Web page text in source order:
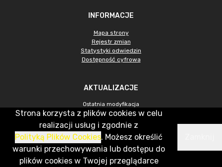
INFORMACJE
Mapa strony
Rejestr zmian
Statystyki odwiedzin
Dostępność cyfrowa
AKTUALIZACJE
Ostatnia modyfikacja
2026-08-07 06:50:09
Licznik odwiedzin ogółem
90 166
Licznik odwiedzin w m-cu 2026-
07
Strona korzysta z plików cookies w celu
realizacji usług i zgodnie z
Polityką Plików Cookies. Możesz określić
warunki przechowywania lub dostępu do
plików cookies w Twojej przeglądarce